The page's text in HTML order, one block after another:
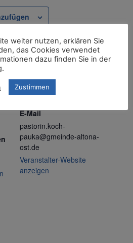
VERANSTALTER
Telefon
E-Mail
pastorin.koch-
pauka@gmeinde-altona-
ost.de
Veranstalter-Website
anzeigen
weiter nutzen, erklären Sie
das Cookies verwendet
dazu finden Sie in der
Zustimmen